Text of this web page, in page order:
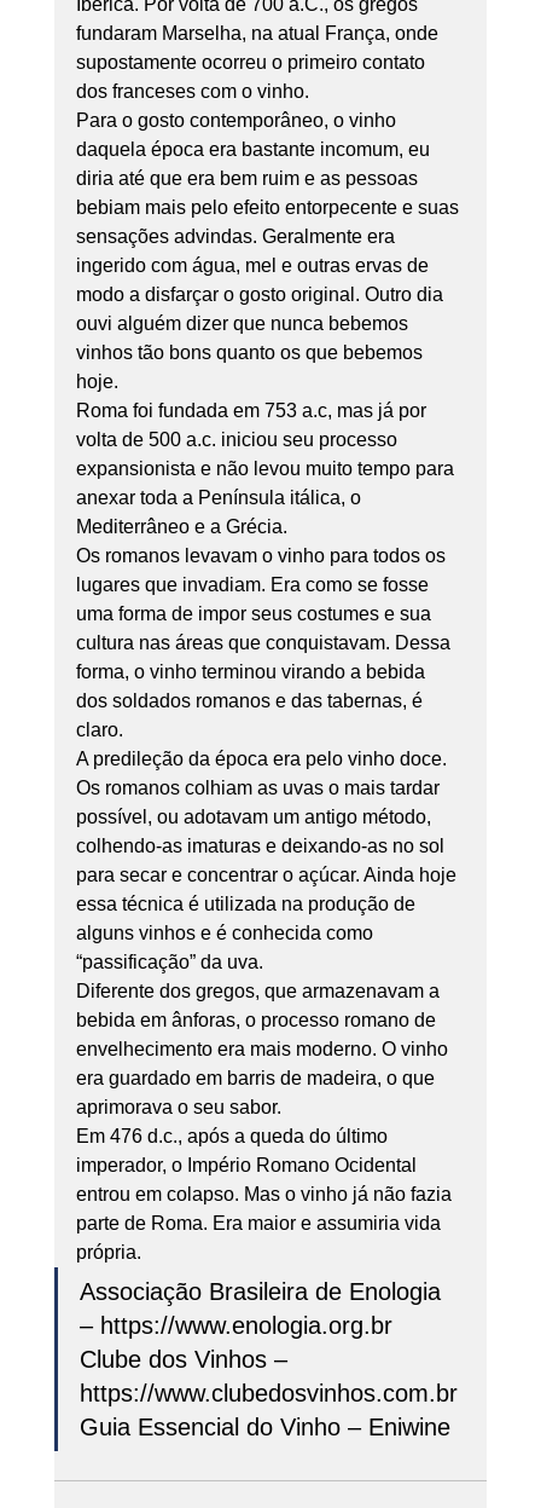
fundaram Marselha, na atual França, onde
supostamente ocorreu o primeiro contato
dos franceses com o vinho.
Para o gosto contemporâneo, o vinho
daquela época era bastante incomum, eu
diria até que era bem ruim e as pessoas
bebiam mais pelo efeito entorpecente e suas
sensações advindas. Geralmente era
ingerido com água, mel e outras ervas de
modo a disfarçar o gosto original. Outro dia
ouvi alguém dizer que nunca bebemos
vinhos tão bons quanto os que bebemos
hoje.
Roma foi fundada em 753 a.c, mas já por
volta de 500 a.c. iniciou seu processo
expansionista e não levou muito tempo para
anexar toda a Península itálica, o
Mediterrâneo e a Grécia.
Os romanos levavam o vinho para todos os
lugares que invadiam. Era como se fosse
uma forma de impor seus costumes e sua
cultura nas áreas que conquistavam. Dessa
forma, o vinho terminou virando a bebida
dos soldados romanos e das tabernas, é
claro.
A predileção da época era pelo vinho doce.
Os romanos colhiam as uvas o mais tardar
possível, ou adotavam um antigo método,
colhendo-as imaturas e deixando-as no sol
para secar e concentrar o açúcar. Ainda hoje
essa técnica é utilizada na produção de
alguns vinhos e é conhecida como
“passificação” da uva.
Diferente dos gregos, que armazenavam a
bebida em ânforas, o processo romano de
envelhecimento era mais moderno. O vinho
era guardado em barris de madeira, o que
aprimorava o seu sabor.
Em 476 d.c., após a queda do último
imperador, o Império Romano Ocidental
entrou em colapso. Mas o vinho já não fazia
parte de Roma. Era maior e assumiria vida
própria.
Associação Brasileira de Enologia
– https://www.enologia.org.br
Clube dos Vinhos –
https://www.clubedosvinhos.com.br
Guia Essencial do Vinho – Eniwine